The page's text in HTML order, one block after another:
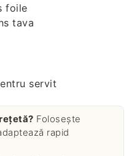
foile
tava
servit
Folosește
rapid